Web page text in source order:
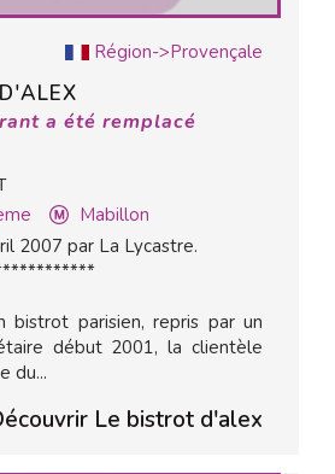
Région->Provençale
a été remplacé
Mabillon
2007 par La Lycastre.
bistrot parisien, repris par un
début 2001, la clientèle
du...
Le bistrot d'alex